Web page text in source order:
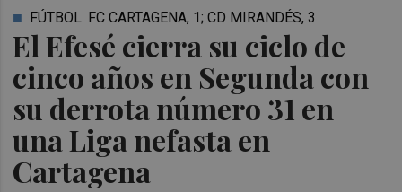
El Efesé cierra su ciclo de
cinco años en Segunda con
su derrota número 31 en
una Liga nefasta en
Cartagena
FÚTBOL. FC CARTAGENA, 1; CD MIRANDÉS, 3